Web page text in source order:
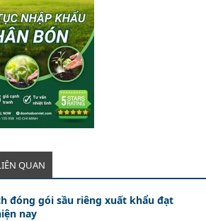
QUAN
đóng gói sầu riêng xuất khẩu đạt
nay